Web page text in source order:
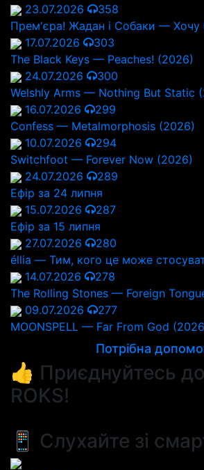
23.07.2026
358
Прем'єра! Жадан і Собаки — Хочу
17.07.2026
303
The Black Keys — Peaches! (2026)
24.07.2026
300
Welshly Arms — Nothing But Static
16.07.2026
299
Confess — Metalmorphosis (2026)
10.07.2026
294
Switchfoot — Forever Now (2026)
24.07.2026
289
Ефір за 24 липня
15.07.2026
287
Ефір за 15 липня
27.07.2026
280
éllia — Тим, кого це може
14.07.2026
278
The Rolling Stones — Foreign
09.07.2026
277
MOONSPELL — Far From God
Потрібна
👍 Приєднуйтесь
ROKS!
📱 Слухайте зі